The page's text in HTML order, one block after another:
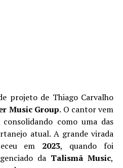
projeto de Thiago Carvalho
Music Group. O cantor vem
como uma das
atual. A grande virada
em 2023, quando foi
da Talismã Music,